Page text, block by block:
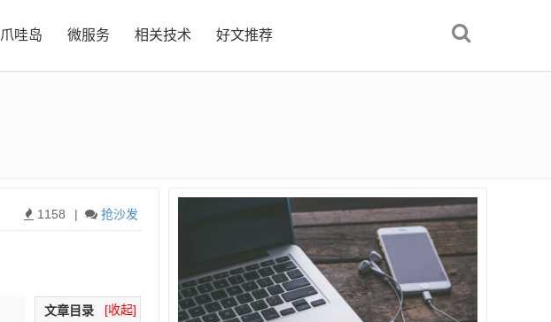
爪哇岛 微服务 相关技术 好文推荐
| 抢沙发
1158
[收起]
文章目录